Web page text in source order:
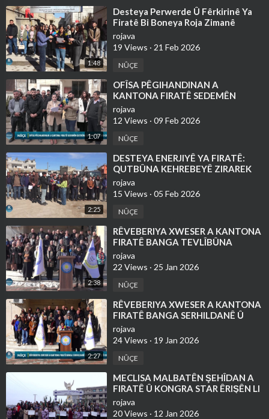
1:48
⁣Desteya Perwerde Û Fêrkirinê Ya
Firatê Bi Boneya Roja Zimanê
Dayikê Daxuyanî Da
rojava
19 Views · 21 Feb 2026
NÛÇE
1:07
⁣OFÎSA PÊGIHANDINAN A
KANTONA FIRATÊ SEDEMÊN
QUTBÛNA ÎNTERNETÊ AŞKERE
KIR
rojava
12 Views · 09 Feb 2026
NÛÇE
2:25
⁣DESTEYA ENERJIYÊ YA FIRATÊ:
QUTBÛNA KEHREBEYÊ ZIRAREK
MEZIN GIHANDIYE BEŞÊN JIYANÊ
rojava
15 Views · 05 Feb 2026
NÛÇE
2:38
⁣RÊVEBERIYA XWESER A KANTONA
FIRATÊ BANGA TEVLÎBÛNA
BERXWEDANA ROJAVA KIR
rojava
22 Views · 25 Jan 2026
NÛÇE
2:27
⁣RÊVEBERIYA XWESER A KANTONA
FIRATÊ BANGA SERHILDANÊ Û
SEFERBERIYA GIŞTÎ KIR
rojava
24 Views · 19 Jan 2026
NÛÇE
⁣MECLISA MALBATÊN ŞEHÎDAN A
FIRATÊ Û KONGRA STAR ÊRIŞÊN LI
SER ŞÊXMEQSÛD Û EŞREFIYÊ
ŞERMEZAR KIRIN
rojava
20 Views · 12 Jan 2026